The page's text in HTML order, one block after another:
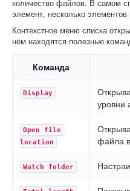
количество файлов. В самом
элемент, несколько
Контекстное меню списка
нём находятся полезные
Команда
Display
уровни
Open file
location
файла
Watch folder